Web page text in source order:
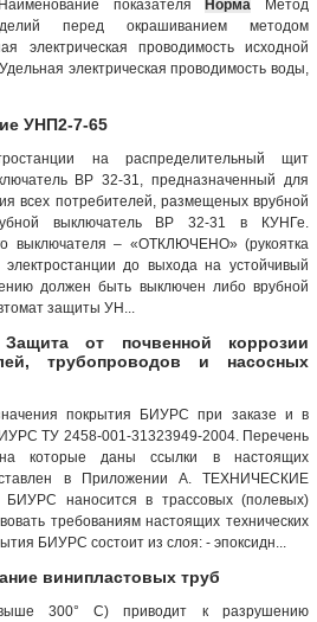
показателя Норма
Метод
перед окрашиванием методом
электрическая проводимость исходной
электрическая проводимость воды,
УНП2-7-65
на распределительный щит
ВР 32-31, предназначенный для
всех потребителей, размещеных врубной
выключатель ВР 32-31 в КУНГе.
выключателя – «ОТКЛЮЧЕНО» (рукоятка
электростанции до выхода на устойчивый
должен быть выключен либо врубной
защиты УН...
от почвенной коррозии
трубопроводов и насосных
покрытия БИУРС при заказе и в
ТУ 2458-001-31323949-2004. Перечень
на которые даны ссылки в настоящих
в Приложении А. ТЕХНИЧЕСКИЕ
наносится в трассовых (полевых)
требованиям настоящих технических
БИУРС состоит из слоя: - эпоксидн...
винипластовых труб
300° С) приводит к разрушению